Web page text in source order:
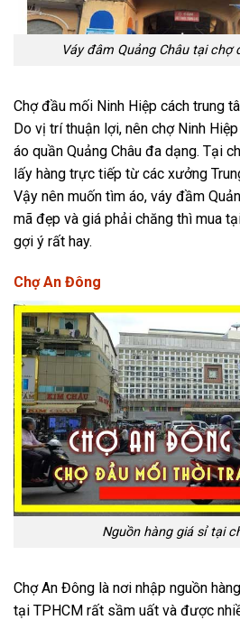
Váy đâm Quảng Châu tại chợ
Chợ đầu mối Ninh Hiệp cách trung
Do vị trí thuận lợi, nên chợ Ninh
áo quần Quảng Châu đa dạng. Tại
lấy hàng trực tiếp từ các xưởng
Vậy nên muốn tìm áo, váy đầm
mã đẹp và giá phải chăng thì mua
gợi ý rất hay.
Chợ An Đông
Nguồn hàng giá sỉ tại
Chợ An Đông là nơi nhập nguồn
tại TPHCM rất sầm uất và được